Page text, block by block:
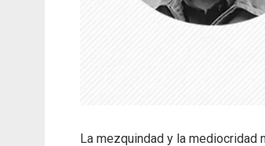
La mezquindad y la